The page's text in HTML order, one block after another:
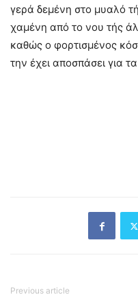
γερά δεμένη στο μυαλό
χαμένη από το νου τής
καθώς ο φορτισμένος
την έχει αποσπάσει για
Previous article